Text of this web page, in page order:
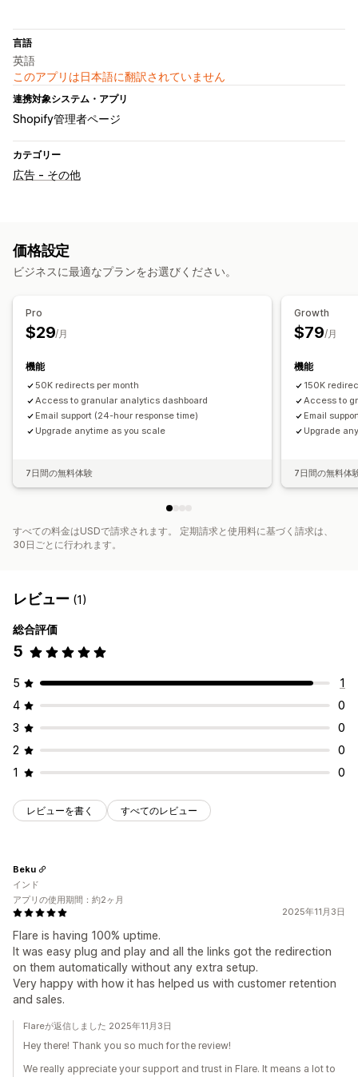
言語
英語
このアプリは日本語に翻訳されていません
連携対象システム・アプリ
Shopify管理者ページ
カテゴリー
広告 - その他
価格設定
ビジネスに最適なプランをお選びください。
Pro
$29/月
機能
50K redirects per month
Access to granular analytics dashboard
Email support (24-hour response time)
Upgrade anytime as you scale
7日間の無料体験
Growth
$79/月
機能
150K
Access to
Email
Upgrade
7日間の無料体
すべての料金はUSDで請求されます。 定期請求と使用料に基づく請求は、
30日ごとに行われます。
レビュー (1)
総合評価
5
5
1
4
0
3
0
2
0
1
0
レビューを書く すべてのレビュー
2025年11月3日
Flare is having 100% uptime.
It was easy plug and play and all the links got the redirection
on them automatically without any extra setup.
Very happy with how it has helped us with customer retention
and sales.
Beku
インド
アプリの使用期間：約2ヶ月
Flareが返信しました 2025年11月3日
Hey there! Thank you so much for the review!
We really appreciate your support and trust in Flare. It means a lot to